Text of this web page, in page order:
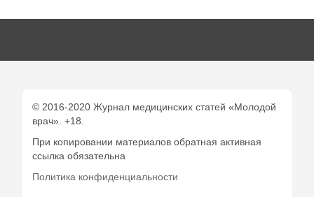
© 2016-2020 Журнал медицинских статей «Молодой
врач». +18.
При копировании материалов обратная активная
ссылка обязательна
Политика конфиденциальности